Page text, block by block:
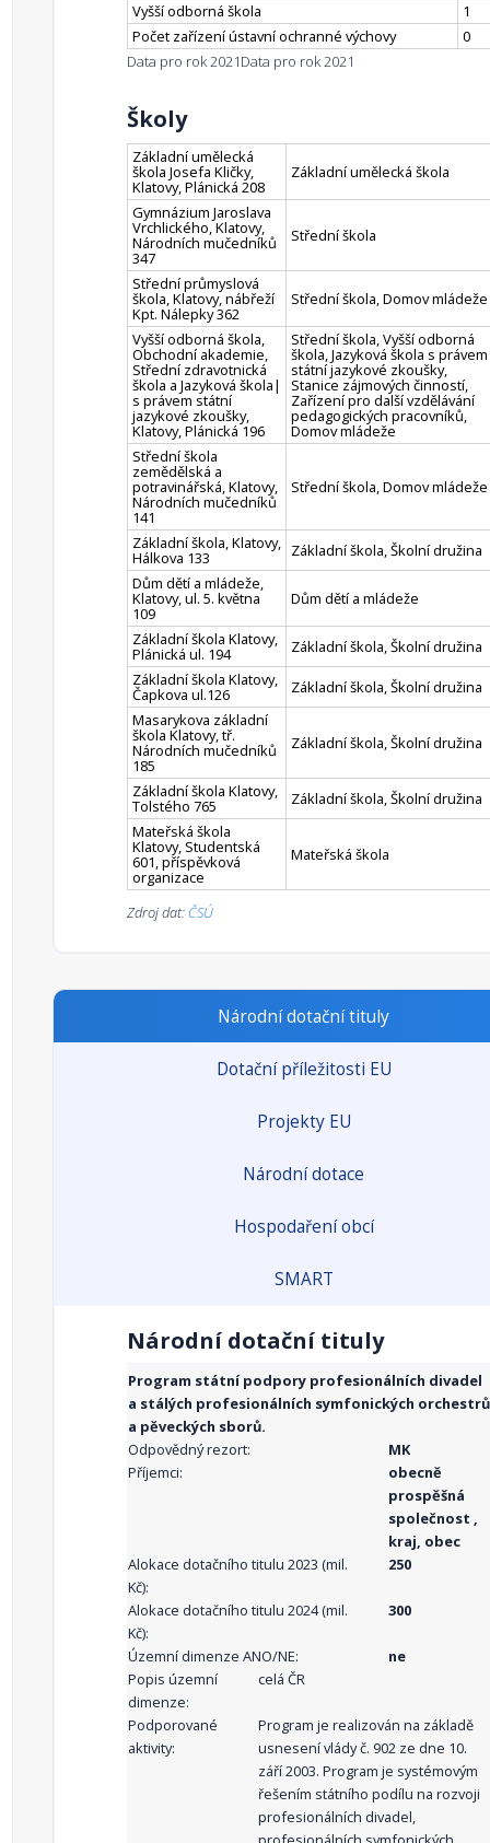
Vyšší odborná škola
1
Počet zařízení ústavní ochranné výchovy
0
Data pro rok 2021Data pro rok 2021
Školy
Základní umělecká
škola Josefa Kličky,
Klatovy, Plánická 208
Základní umělecká škola
Gymnázium Jaroslava
Vrchlického, Klatovy,
Národních mučedníků
347
Střední škola
Střední průmyslová
škola, Klatovy, nábřeží
Kpt. Nálepky 362
Střední škola, Domov mládeže
Vyšší odborná škola,
Obchodní akademie,
Střední zdravotnická
škola a Jazyková škola|
s právem státní
jazykové zkoušky,
Klatovy, Plánická 196
Střední škola, Vyšší odborná
škola, Jazyková škola s právem
státní jazykové zkoušky,
Stanice zájmových činností,
Zařízení pro další vzdělávání
pedagogických pracovníků,
Domov mládeže
Střední škola
zemědělská a
potravinářská, Klatovy,
Národních mučedníků
141
Střední škola, Domov mládeže
Základní škola, Klatovy,
Hálkova 133
Základní škola, Školní družina
Dům dětí a mládeže,
Klatovy, ul. 5. května
109
Dům dětí a mládeže
Základní škola Klatovy,
Plánická ul. 194
Základní škola, Školní družina
Základní škola Klatovy,
Čapkova ul.126
Základní škola, Školní družina
Masarykova základní
škola Klatovy, tř.
Národních mučedníků
185
Základní škola, Školní družina
Základní škola Klatovy,
Tolstého 765
Základní škola, Školní družina
Mateřská škola
Klatovy, Studentská
601, příspěvková
organizace
Mateřská škola
Zdroj dat: ČSÚ
Národní dotační tituly
Dotační příležitosti EU
Projekty EU
Národní dotace
Hospodaření obcí
SMART
Národní dotační tituly
Program státní podpory profesionálních divadel
a stálých profesionálních symfonických orchestrů
a pěveckých sborů.
Odpovědný rezort:
MK
Příjemci:
obecně
prospěšná
společnost ,
kraj, obec
Alokace dotačního titulu 2023 (mil.
Kč):
250
Alokace dotačního titulu 2024 (mil.
Kč):
300
Územní dimenze ANO/NE:
ne
Popis územní
dimenze:
celá ČR
Podporované
aktivity:
Program je realizován na základě
usnesení vlády č. 902 ze dne 10.
září 2003. Program je systémovým
řešením státního podílu na rozvoji
profesionálních divadel,